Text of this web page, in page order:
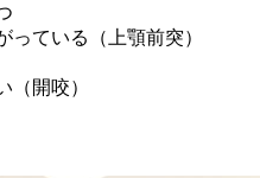
っている（上顎前突）
（開咬）